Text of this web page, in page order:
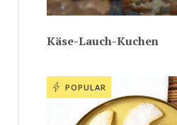
Käse-Lauch-Kuchen
POPULAR